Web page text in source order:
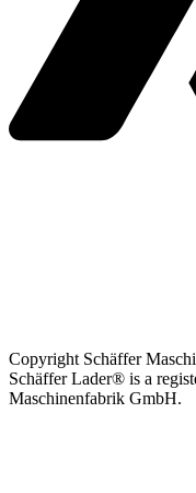
Copyright Schäffer
Schäffer Lader® is a
Maschinenfabrik GmbH.